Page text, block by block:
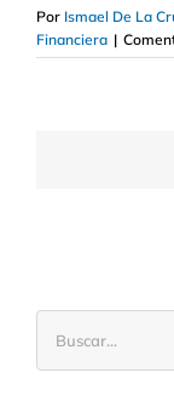
Por Ismael De La
Financiera |